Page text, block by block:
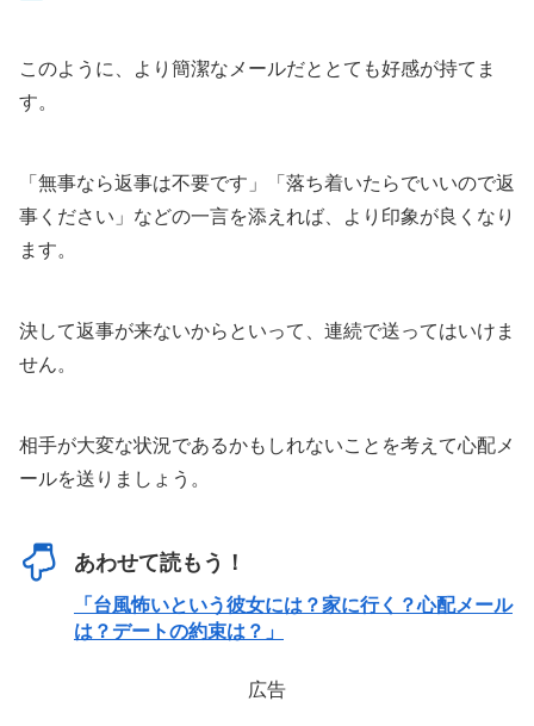
このように、より簡潔なメールだととても好感が持てま
す。
「無事なら返事は不要です」「落ち着いたらでいいので返
事ください」などの一言を添えれば、より印象が良くなり
ます。
決して返事が来ないからといって、連続で送ってはいけま
せん。
相手が大変な状況であるかもしれないことを考えて心配メ
ールを送りましょう。
あわせて読もう！
「台風怖いという彼女には？家に行く？心配メール
は？デートの約束は？」
広告